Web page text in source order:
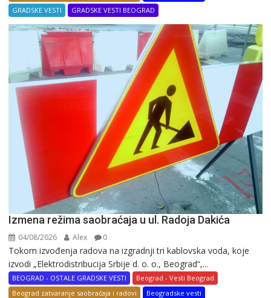
GRADSKE VESTI
GRADSKE VESTI BEOGRAD
Izmena režima saobraćaja u ul. Radoja Dakića
04/08/2026 Alex 0
Tokom izvođenja radova na izgradnji tri kablovska voda, koje
izvodi „Elektrodistribucija Srbije d. o. o., Beograd“,...
BEOGRAD - OSTALE GRADSKE VESTI
Beograd - Vesti Beograd
Beograd zatvaranje saobraćaja i radovi
Beogradske vesti